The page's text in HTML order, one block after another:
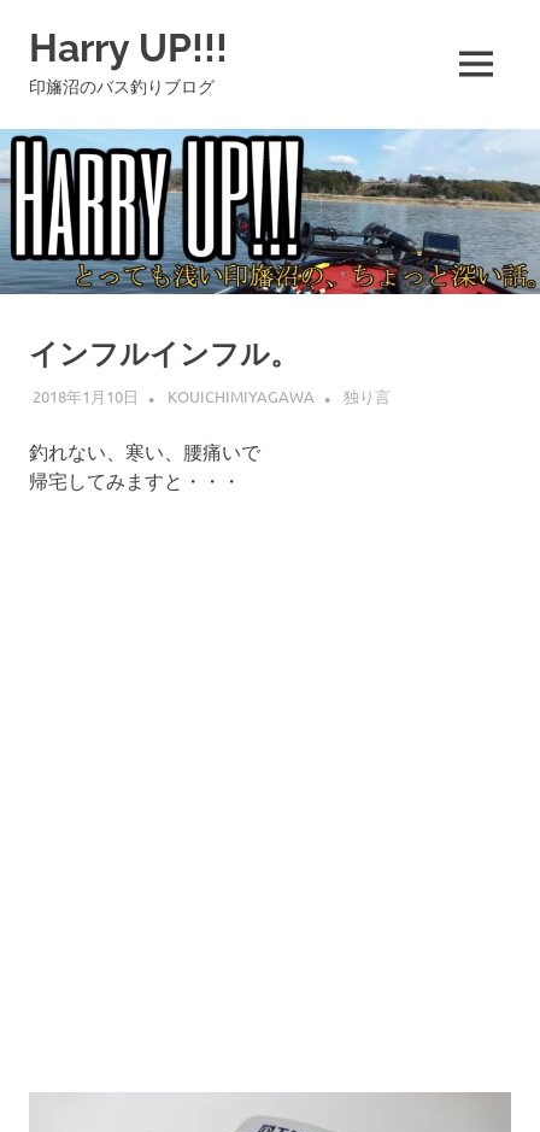
ツ
へ
ス
キ
ッ
プ
Harry UP!!!
印旛沼のバス釣りブログ MENU
インフルインフル。
2018年1月10日 KOUICHIMIYAGAWA 独り言
釣れない、寒い、腰痛いで
帰宅してみますと・・・